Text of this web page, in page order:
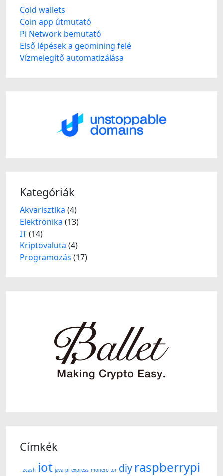
Cold wallets
Coin app útmutató
Pi Network bemutató
Első lépések a geomining felé
Vízmelegítő automatizálása
Kategóriák
Akvarisztika (4)
Elektronika (13)
IT(14)
Kriptovaluta (4)
Programozás (17)
Címkék
zcash iot java pi express monero tor diy raspberrypi